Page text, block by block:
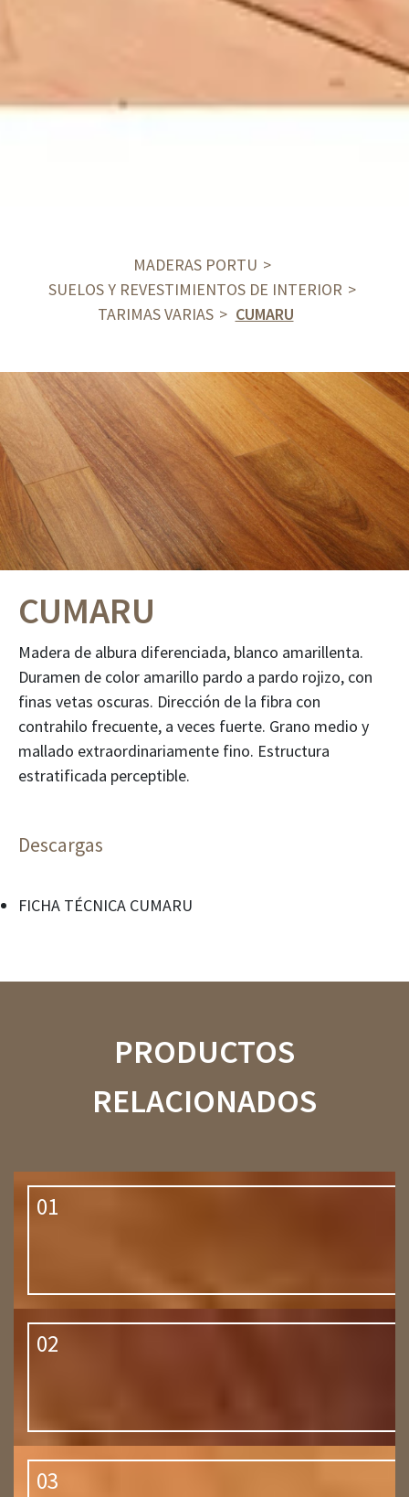
MADERAS PORTU
SUELOS Y REVESTIMIENTOS DE INTERIOR
TARIMAS VARIAS
CUMARU
CUMARU
Madera de albura diferenciada, blanco amarillenta.
Duramen de color amarillo pardo a pardo rojizo, con
finas vetas oscuras. Dirección de la fibra con
contrahilo frecuente, a veces fuerte. Grano medio y
mallado extraordinariamente fino. Estructura
estratificada perceptible.
Descargas
FICHA TÉCNICA CUMARU
PRODUCTOS
RELACIONADOS
01
02
03